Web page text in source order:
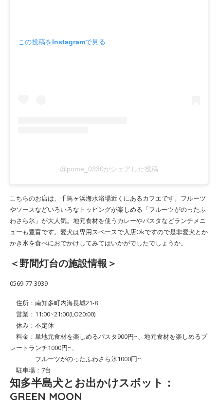
この投稿をInstagramで見る
@pome_0330がシェアした投稿
こちらのお店は、千鳥ヶ浜海水浴場近くにあるカフエです。フルーツ
やソースなどいろいろなトッピングが楽しめる「フルーツがのったふ
わさら氷」が大人気。地元食材を使うカレーやパスタなどランチメニ
ューも豊富です。愛犬は専用スペースで入店Okですので是非愛犬とか
かき氷を食べにおでかけしてみてはいかがでしたでしょうか。
＜野間灯台の施設情報＞
0569-77-3939
住所：南知多町内海長城21-8
営業：11:00~21:00(LO20:00)
休み：不定休
料金：単地元食材を楽しめるパスタ900円~、地元食材を楽しめるプ
レートランチ1000円~、
フルーツがのったふわさら氷1000円~
駐車場：7台
知多半島犬とお出かけスポット：
GREEN MOON